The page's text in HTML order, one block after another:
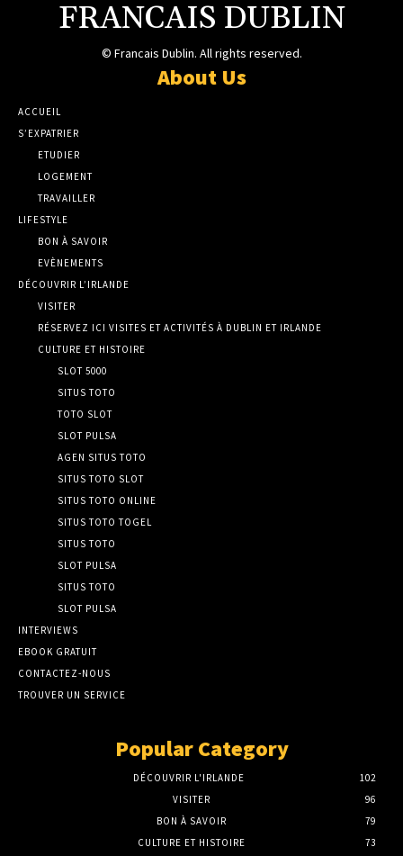
FRANCAIS DUBLIN
© Francais Dublin. All rights reserved.
About Us
ACCUEIL
S’EXPATRIER
ETUDIER
LOGEMENT
TRAVAILLER
LIFESTYLE
BON À SAVOIR
EVÈNEMENTS
DÉCOUVRIR L’IRLANDE
VISITER
RÉSERVEZ ICI VISITES ET ACTIVITÉS À DUBLIN ET IRLANDE
CULTURE ET HISTOIRE
SLOT 5000
SITUS TOTO
TOTO SLOT
SLOT PULSA
AGEN SITUS TOTO
SITUS TOTO SLOT
SITUS TOTO ONLINE
SITUS TOTO TOGEL
SITUS TOTO
SLOT PULSA
SITUS TOTO
SLOT PULSA
INTERVIEWS
EBOOK GRATUIT
CONTACTEZ-NOUS
TROUVER UN SERVICE
Popular Category
DÉCOUVRIR L'IRLANDE
102
VISITER
96
BON À SAVOIR
79
CULTURE ET HISTOIRE
73